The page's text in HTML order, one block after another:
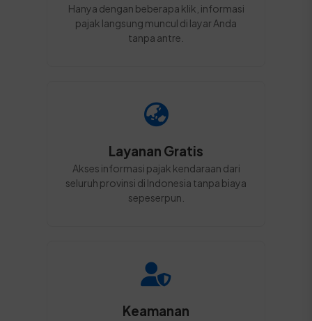
Hanya dengan beberapa klik, informasi
pajak langsung muncul di layar Anda
tanpa antre.
Layanan Gratis
Akses informasi pajak kendaraan dari
seluruh provinsi di Indonesia tanpa biaya
sepeserpun.
Keamanan